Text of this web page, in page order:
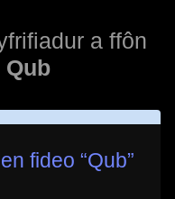
a ffôn
Qub
fideo “Qub”